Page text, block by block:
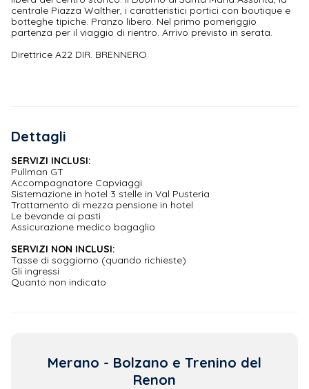
centrale Piazza Walther, i caratteristici portici con boutique e
botteghe tipiche. Pranzo libero. Nel primo pomeriggio
partenza per il viaggio di rientro. Arrivo previsto in serata.
Direttrice A22 DIR. BRENNERO
Dettagli
SERVIZI INCLUSI:
Pullman GT
Accompagnatore Capviaggi
Sistemazione in hotel 3 stelle in Val Pusteria
Trattamento di mezza pensione in hotel
Le bevande ai pasti
Assicurazione medico bagaglio
SERVIZI NON INCLUSI:
Tasse di soggiorno (quando richieste)
Gli ingressi
Quanto non indicato
Merano - Bolzano e Trenino del
Renon